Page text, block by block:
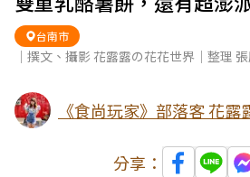
台南市
｜撰文、攝影 花露露の花花世界｜整理
《食尚玩家》部落客 花露
分享：